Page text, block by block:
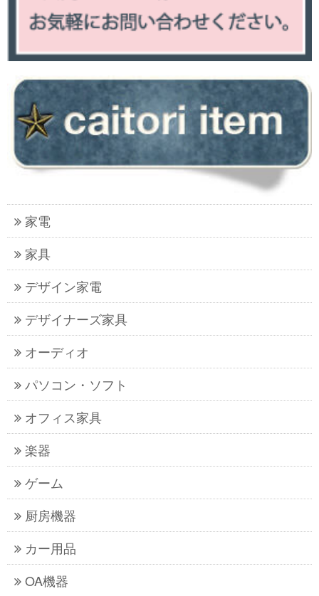
家電
家具
デザイン家電
デザイナーズ家具
オーディオ
パソコン・ソフト
オフィス家具
楽器
ゲーム
厨房機器
カー用品
OA機器